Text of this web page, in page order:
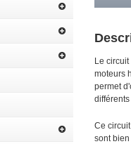
Le
moteurs
permet
Ce
sont